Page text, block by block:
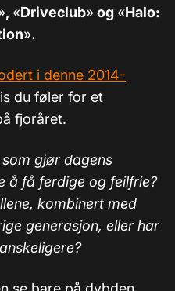
, «Driveclub»og «Halo:
».
i denne 2014-
du føler for et
fjoråret.
gjør dagens
å få ferdige og feilfrie?
kombinert med
generasjon, eller har